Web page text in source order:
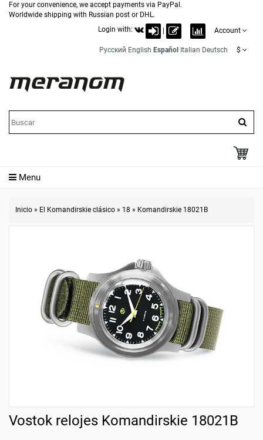
For your convenience, we accept payments via PayPal.
Worldwide shipping with Russian post or DHL.
Login with:
Account
Русский English Español Italian Deutsch $
Menu
Inicio » El Komandirskie clásico » 18 » Komandirskie 18021B
Vostok relojes Komandirskie 18021B